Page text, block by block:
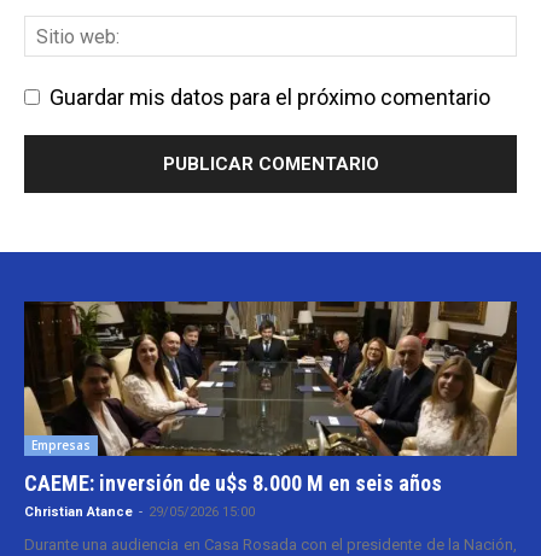
Guardar mis datos para el próximo comentario
Empresas
CAEME: inversión de u$s 8.000 M en seis años
Christian Atance - 29/05/2026 15:00
Durante una audiencia en Casa Rosada con el presidente de la Nación,